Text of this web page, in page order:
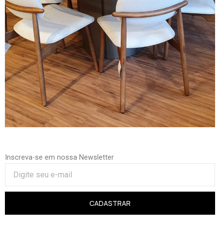
Inscreva-se em nossa Newsletter
CADASTRAR